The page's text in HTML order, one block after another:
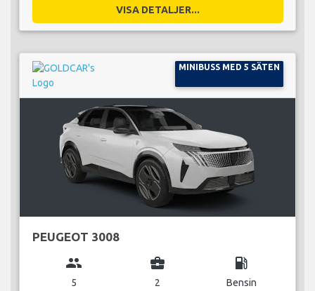
VISA DETALJER...
MINIBUSS MED 5 SÄTEN
PEUGEOT 3008
group
5
business_center
2
local_gas_station
Bensin